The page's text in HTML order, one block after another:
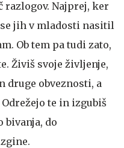
razlogov. Najprej, ker
jih v mladosti nasitil
Ob tem pa tudi zato,
Živiš svoje življenje,
druge obveznosti, a
te in izgubiš
bivanja, do